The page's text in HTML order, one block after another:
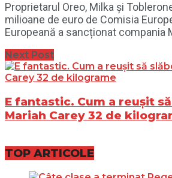
Proprietarul Oreo, Milka și
milioane de euro de Comisia
Europeană a sancționat compania
Next Post
E fantastic. Cum a reușit
Mariah Carey 32 de
TOP ARTICOLE